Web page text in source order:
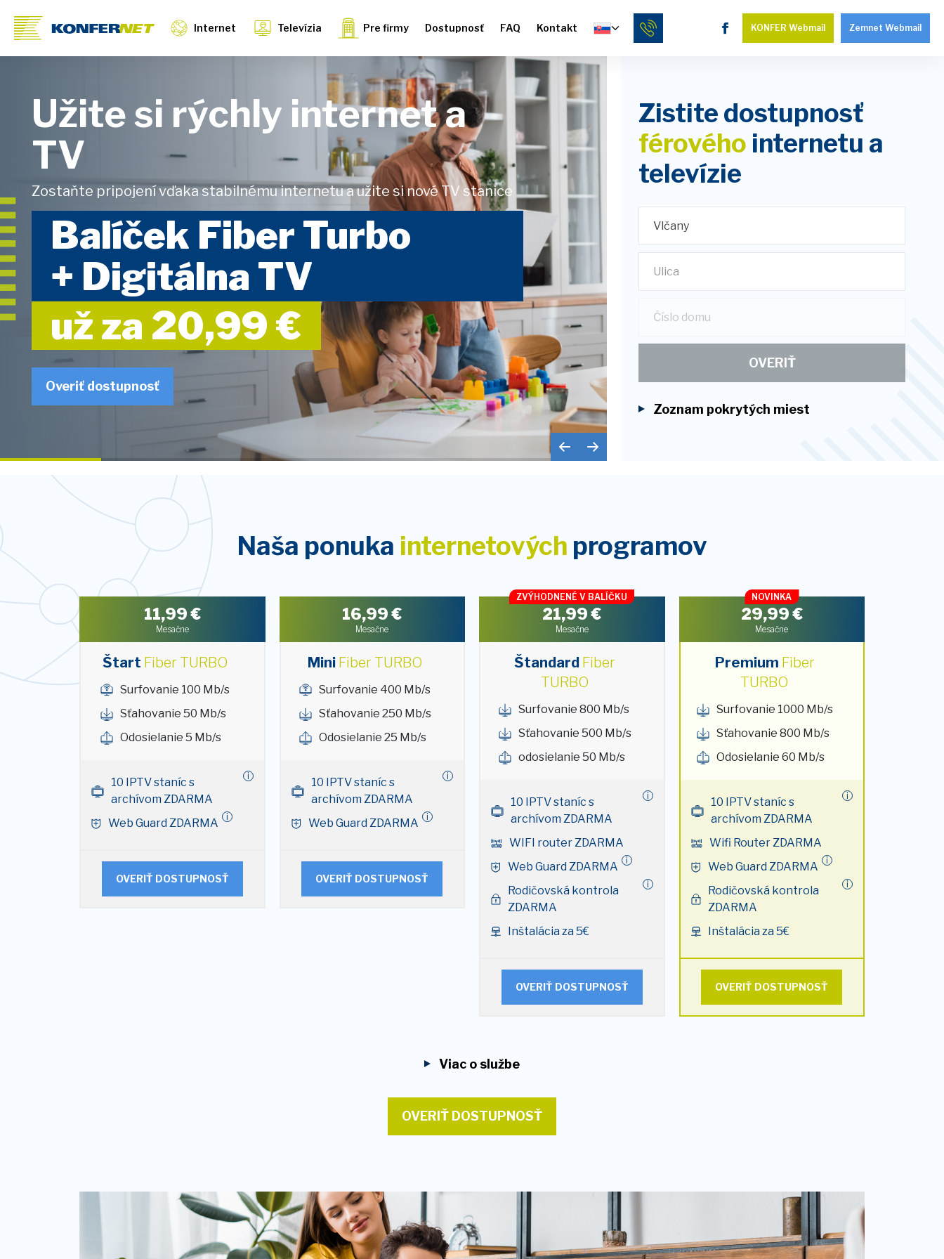
Internet Televízia Pre firmy Dostupnosť FAQ Kontakt KONFER Webmail Zemnet Webmail
Užite si rýchly internet a
TV
Zostaňte pripojení vďaka stabilnému internetu a užite si nové TV stanice
Balíček Fiber Turbo
+ Digitálna TV
už za 20,99 €
Overiť dostupnosť
Zistite dostupnosť
férového internetu a
televízie
Vlčany
Ulica
OVERIŤ
Zoznam pokrytých miest
Naša ponuka internetových programov
11,99€
Mesačne
Štart Fiber TURBO
Surfovanie 100 Mb/s
Sťahovanie 50 Mb/s
Odosielanie 5 Mb/s
10 IPTV staníc s
archívom ZDARMA
i
Web Guard ZDARMA i
OVERIŤ DOSTUPNOSŤ
16,99€
Mesačne
MiniFiber TURBO
Surfovanie 400 Mb/s
Sťahovanie 250 Mb/s
Odosielanie 25 Mb/s
10 IPTV staníc s
archívom ZDARMA
i
Web Guard ZDARMA i
OVERIŤ DOSTUPNOSŤ
ZVÝHODNENÉ V BALÍČKU
21,99€
Mesačne
Štandard Fiber
TURBO
Surfovanie 800 Mb/s
Sťahovanie 500 Mb/s
odosielanie 50 Mb/s
10 IPTV staníc s
archívom ZDARMA
i
WIFI router ZDARMA
Web Guard ZDARMA
i
Rodičovská kontrola
ZDARMA
i
Inštalácia za 5€
OVERIŤ DOSTUPNOSŤ
NOVINKA
29,99€
Mesačne
Premium Fiber
TURBO
Surfovanie 1000 Mb/s
Sťahovanie 800 Mb/s
Odosielanie 60 Mb/s
10 IPTV staníc s
archívom ZDARMA
i
Wifi Router ZDARMA
Web Guard ZDARMA
i
Rodičovská kontrola
ZDARMA
i
Inštalácia za 5€
OVERIŤ DOSTUPNOSŤ
Viac o službe
OVERIŤ DOSTUPNOSŤ